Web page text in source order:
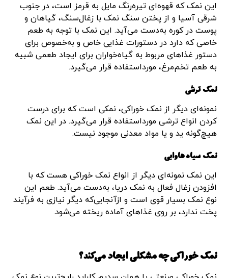
این نمک که قهوه‌ای تیره‌رنگ مایل به قرمز است، در جنوب
شرقی آسیا و از پختن سنگ نمک با زغال‌سنگ، گیاهان و
پوست در کوره به‌دست می‌آید. این نمک با توجه به طعم
خاصی که دارد در دستورات غذایی خاص و به‌خصوص برای
دستور غذاهای مربوط به گیاه‌خواران برای ایجاد طعمی شبیه
به طعم تخم‌مرغ، مورداستفاده قرار می‌گیرد.
نمک ترشی
نمونه‌ای دیگر از نمک خوراکی، نمکی است که برای درست
کردن انواع ترشی مورداستفاده قرار می‌گیرد. در این نمک
هیچ‌گونه ید و یا مواد معدنی موجود نیست.
نمک سیاه هاوایی
این نمک نمونه‌ای دیگر از انواع نمک خوراکی هست که با
افزودن زغال فعال به نمک دریا، به‌دست می‌آید. طعم این
نوع نمک بسیار قوی است و ازآنجایی‌که دیگر نیازی به فرآیند
پخت ندارد، بر روی غذاهای آماده ریخته می‌شود.
نمک خوراکی چه مشکلی ایجاد می‌کند؟